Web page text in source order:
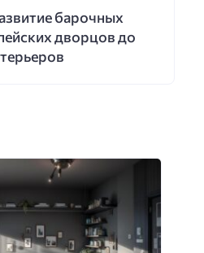
барочных
дворцов до